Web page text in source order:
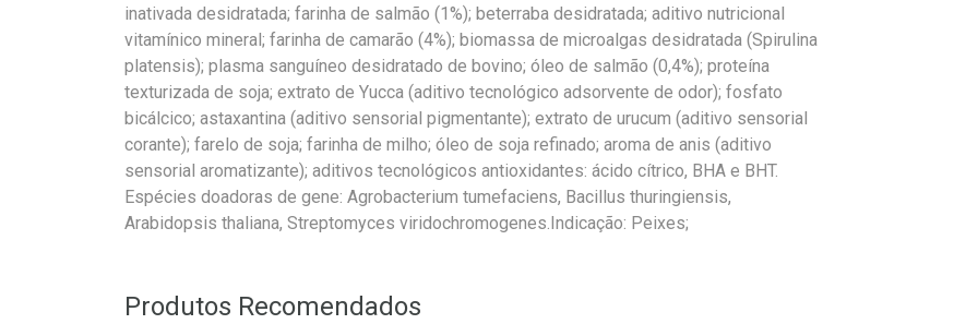
inativada desidratada; farinha de salmão (1%); beterraba desidratada; aditivo nutricional
vitamínico mineral; farinha de camarão (4%); biomassa de microalgas desidratada (Spirulina
platensis); plasma sanguíneo desidratado de bovino; óleo de salmão (0,4%); proteína
texturizada de soja; extrato de Yucca (aditivo tecnológico adsorvente de odor); fosfato
bicálcico; astaxantina (aditivo sensorial pigmentante); extrato de urucum (aditivo sensorial
corante); farelo de soja; farinha de milho; óleo de soja refinado; aroma de anis (aditivo
sensorial aromatizante); aditivos tecnológicos antioxidantes: ácido cítrico, BHA e BHT.
Espécies doadoras de gene: Agrobacterium tumefaciens, Bacillus thuringiensis,
Arabidopsis thaliana, Streptomyces viridochromogenes.Indicação: Peixes;
Produtos Recomendados